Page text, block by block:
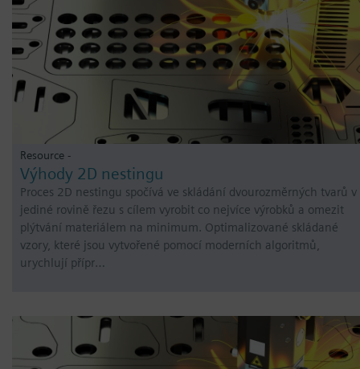
Resource -
Výhody 2D nestingu
Proces 2D nestingu spočívá ve skládání dvourozměrných tvarů v
jediné rovině řezu s cílem vyrobit co nejvíce výrobků a omezit
plýtvání materiálem na minimum. Optimalizované skládané
vzory, které jsou vytvořené pomocí moderních algoritmů,
urychlují přípr…